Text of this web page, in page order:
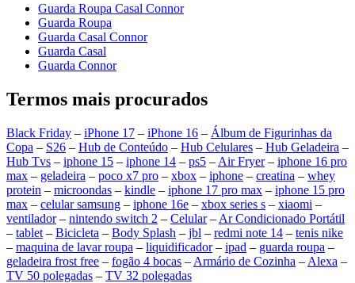
Guarda Roupa Casal Connor
Guarda Roupa
Guarda Casal Connor
Guarda Casal
Guarda Connor
Termos mais procurados
Black Friday – iPhone 17 – iPhone 16 – Álbum de Figurinhas da
Copa – S26 – Hub de Conteúdo – Hub Celulares – Hub Geladeira –
Hub Tvs – iphone 15 – iphone 14 – ps5 – Air Fryer– iphone 16 pro
max – geladeira – poco x7 pro – xbox – iphone – creatina – whey
protein – microondas – kindle – iphone 17 pro max – iphone 15 pro
max – celular samsung – iphone 16e – xbox series s – xiaomi –
ventilador– nintendo switch 2 – Celular– Ar Condicionado Portátil
– tablet – Bicicleta – Body Splash – jbl – redmi note 14 – tenis nike
– maquina de lavar roupa – liquidificador– ipad – guarda roupa –
geladeira frost free – fogão 4 bocas – Armário de Cozinha – Alexa –
TV 50 polegadas – TV 32 polegadas